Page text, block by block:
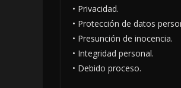
• Privacidad.
• Protección de datos
• Presunción de inocencia.
• Integridad personal.
• Debido proceso.